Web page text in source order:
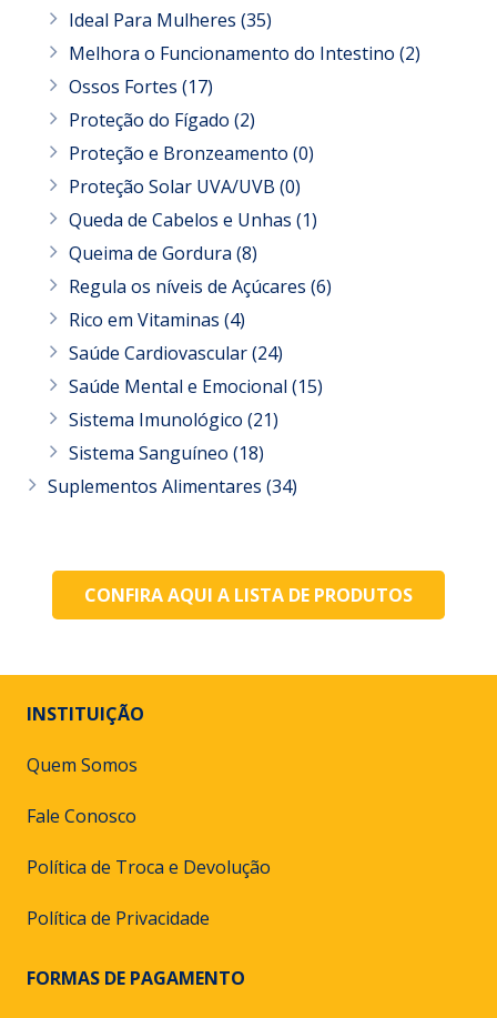
Ideal Para Mulheres (35)
Melhora o Funcionamento do Intestino (2)
Ossos Fortes (17)
Proteção do Fígado (2)
Proteção e Bronzeamento (0)
Proteção Solar UVA/UVB (0)
Queda de Cabelos e Unhas (1)
Queima de Gordura (8)
Regula os níveis de Açúcares (6)
Rico em Vitaminas (4)
Saúde Cardiovascular(24)
Saúde Mental e Emocional (15)
Sistema Imunológico (21)
Sistema Sanguíneo (18)
Suplementos Alimentares (34)
CONFIRA AQUI A LISTA DE PRODUTOS
INSTITUIÇÃO
Quem Somos
Fale Conosco
Política de Troca e Devolução
Política de Privacidade
FORMAS DE PAGAMENTO